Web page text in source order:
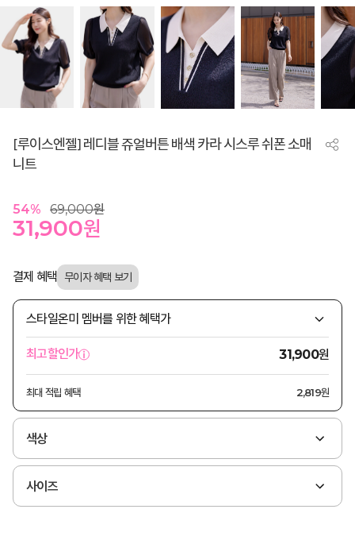
[루이스엔젤] 레디블 쥬얼버튼 배색 카라 시스루 쉬폰 소매
니트
54% 69,000원
31,900원
결제 혜택
스타일온미 멤버를 위한 혜택가
최고할인가 31,900원
최대 적립 혜택 2,819원
색상
사이즈